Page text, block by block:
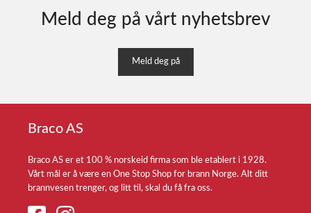
Meld deg på vårt nyhetsbrev
Meld deg på
Braco AS
Braco AS er et 100 % norskeid firma som ble etablert i 1928.
Vårt mål er å være en One Stop Shop for brann Norge. Alt ditt
brannvesen trenger, og litt til, skal du få fra oss.